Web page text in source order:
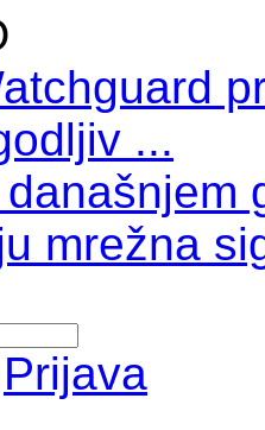
...
današnjem
mrežna
Prijava